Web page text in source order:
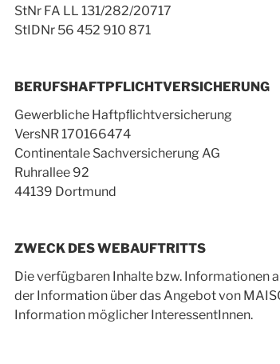
StNr FA LL 131/282/20717
StIDNr 56 452 910 871
BERUFSHAFTPFLICHTVERSICHERUNG
Gewerbliche Haftpﬂichtversicherung
VersNR 170166474
Continentale Sachversicherung AG
Ruhrallee 92
44139 Dortmund
ZWECK DES WEBAUFTRITTS
Die verfügbaren Inhalte bzw. Informationen
der Information über das Angebot von
Information möglicher InteressentInnen.